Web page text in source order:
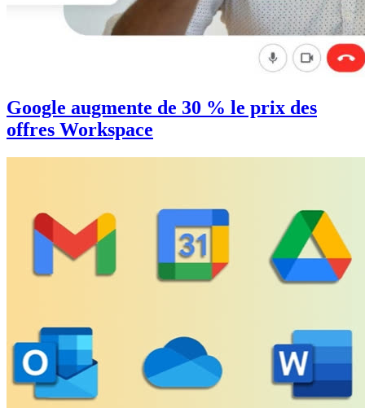
Google augmente de 30 % le prix des
offres Workspace